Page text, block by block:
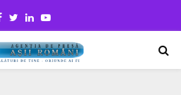
Facebook
TwitterLinkedinYoutube